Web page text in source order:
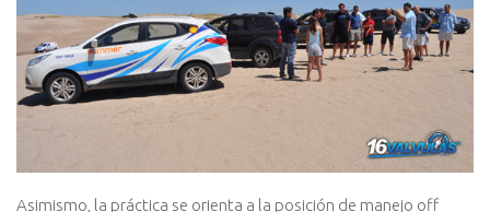
Asimismo, la práctica se orienta a la posición de manejo off